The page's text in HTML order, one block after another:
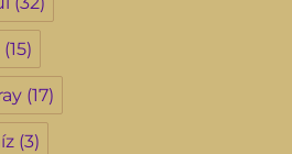
(15)
(17)
(3)